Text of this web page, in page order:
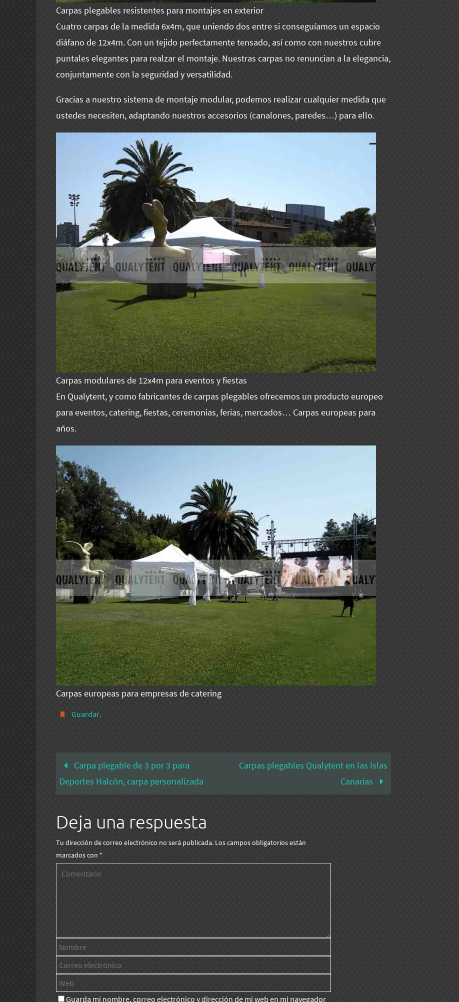
Carpas plegables resistentes para montajes en exterior
Cuatro carpas de la medida 6x4m, que uniendo dos entre si conseguíamos un espacio
diáfano de 12x4m. Con un tejido perfectamente tensado, así como con nuestros cubre
puntales elegantes para realzar el montaje. Nuestras carpas no renuncian a la elegancia,
conjuntamente con la seguridad y versatilidad.
Gracias a nuestro sistema de montaje modular, podemos realizar cualquier medida que
ustedes necesiten, adaptando nuestros accesorios (canalones, paredes…) para ello.
Carpas modulares de 12x4m para eventos y fiestas
En Qualytent, y como fabricantes de carpas plegables ofrecemos un producto europeo
para eventos, catering, fiestas, ceremonias, ferias, mercados… Carpas europeas para
años.
Carpas europeas para empresas de catering
Guardar.
Carpa plegable de 3 por 3 para
Deportes Halcón, carpa personalizada
Carpas plegables Qualytent en las Islas
Canarias
Deja una respuesta
Tu dirección de correo electrónico no será publicada. Los campos obligatorios están
marcados con *
Guarda mi nombre, correo electrónico y dirección de mi web en mi navegador